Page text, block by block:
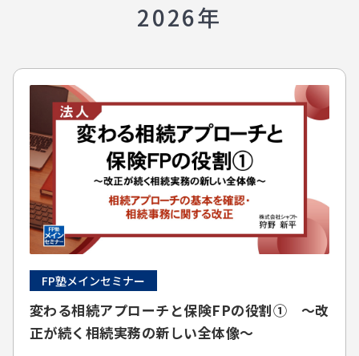
2026年
FP塾メインセミナー
変わる相続アプローチと保険FPの役割① ～改
正が続く相続実務の新しい全体像～